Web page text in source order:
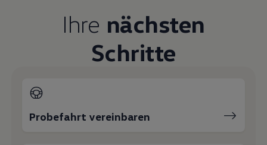
Lifestyle
Transport
Familie
Elektromobilität
Volkswagen R
Ihre nächsten
Schritte
Probefahrt vereinbaren